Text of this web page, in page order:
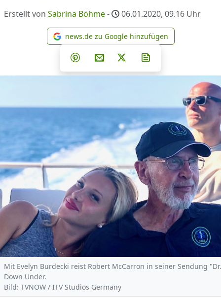
Erstellt von Sabrina Böhme- 06.01.2020, 09.16 Uhr
news.de zu Google
news.de zu Google hinzufügen
Teilen auf Facebook
Teilen auf Whatsapp
Teilen auf Telegram
Teilen auf Pinterest
Per E-Mail teilen
Post auf X
Mit Evelyn Burdecki reist Robert McCarron in seiner Sendung
Down Under.
Bild: TVNOW / ITV Studios Germany